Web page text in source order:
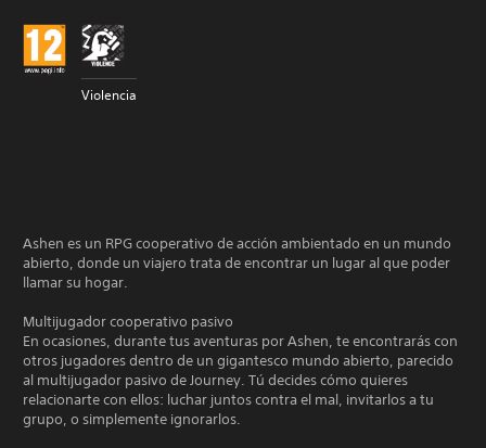
Violencia
Ashen es un RPG cooperativo de acción ambientado en un mundo
abierto, donde un viajero trata de encontrar un lugar al que poder
llamar su hogar.
Multijugador cooperativo pasivo
En ocasiones, durante tus aventuras por Ashen, te encontrarás con
otros jugadores dentro de un gigantesco mundo abierto, parecido
al multijugador pasivo de Journey. Tú decides cómo quieres
relacionarte con ellos: luchar juntos contra el mal, invitarlos a tu
grupo, o simplemente ignorarlos.